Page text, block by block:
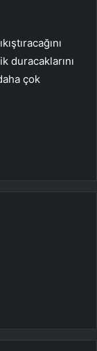
duracaklarını
çok